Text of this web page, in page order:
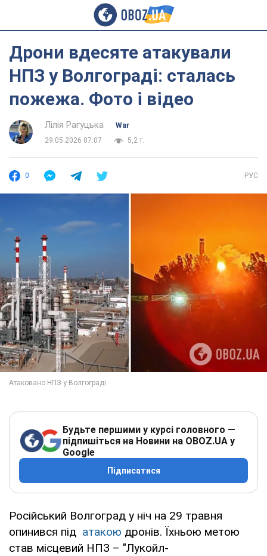
Дрони вдесяте атакували
НПЗ у Волгограді: сталась
пожежа. Фото і відео
Лілія Рагуцька
War
29.05.2026 07:07
5,2 т.
0 РУС
Будьте першими у курсі головного —
підпишіться на Новини на OBOZ.UA у
Google
Підписатися
Російський Волгоград у ніч на 29 травня
опинився під атакою дронів. Їхньою метою
став місцевий НПЗ – "Лукойл-